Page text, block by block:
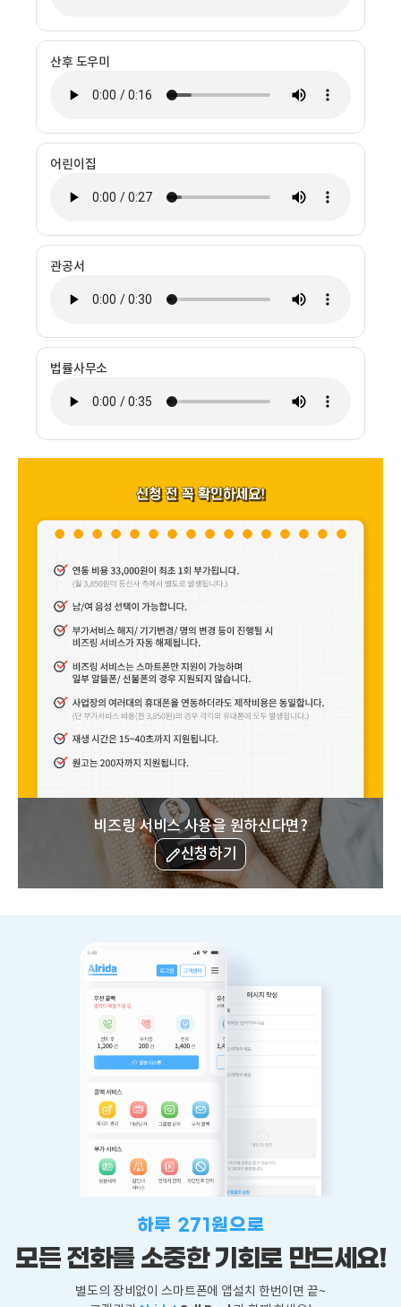
산후 도우미
어린이집
관공서
법률사무소
비즈링 서비스 사용을 원하신다면?
신청하기
하루 271원으로
모든 전화를 소중한기회로 만드세요!
별도의 장비없이 스마트폰에 앱설치 한번이면 끝~